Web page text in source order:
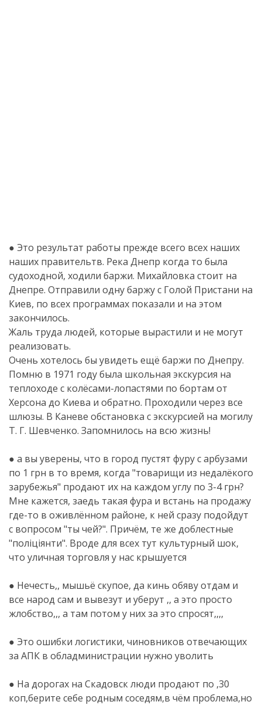
● Это результат работы прежде всего всех наших
наших правительтв. Река Днепр когда то была
судоходной, ходили баржи. Михайловка стоит на
Днепре. Отправили одну баржу с Голой Пристани на
Киев, по всех программах показали и на этом
закончилось.
Жаль труда людей, которые вырастили и не могут
реализовать.
Очень хотелось бы увидеть ещё баржи по Днепру.
Помню в 1971 году была школьная экскурсия на
теплоходе с колёсами-лопастями по бортам от
Херсона до Киева и обратно. Проходили через все
шлюзы. В Каневе обстановка с экскурсией на могилу
Т. Г. Шевченко. Запомнилось на всю жизнь!
● а вы уверены, что в город пустят фуру с арбузами
по 1 грн в то время, когда "товарищи из недалёкого
зарубежья" продают их на каждом углу по 3-4 грн?
Мне кажется, заедь такая фура и встань на продажу
где-то в оживлённом районе, к ней сразу подойдут
с вопросом "ты чей?". Причём, те же доблестные
"поліціянти". Вроде для всех тут культурный шок,
что уличная торговля у нас крышуется
● Нечесть,, мышьё скупое, да кинь обяву отдам и
все народ сам и вывезут и уберут ,, а это просто
жлобство,,, а там потом у них за это спросят,,,,
● Это ошибки логистики, чиновников отвечающих
за АПК в обладминистрации нужно уволить
● На дорогах на Скадовск люди продают по ,30
коп,берите себе родным соседям,в чём проблема,но